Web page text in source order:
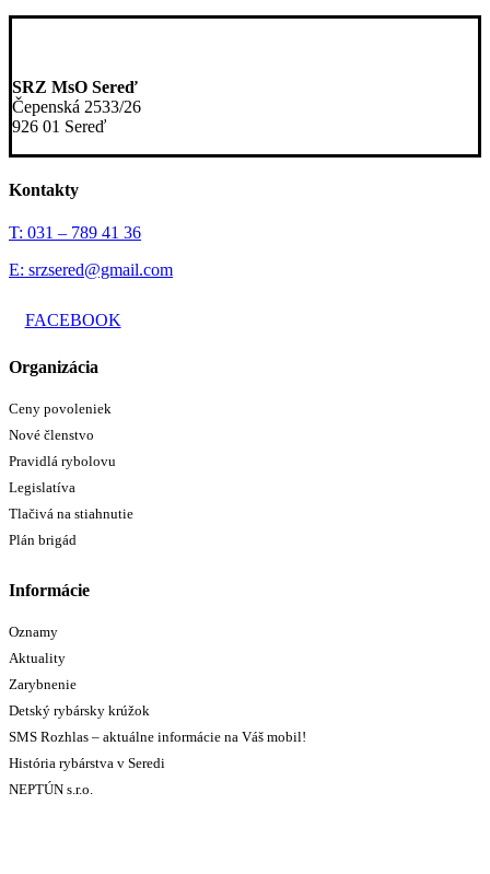
SRZ MsO Sereď
Čepenská 2533/26
926 01 Sereď
Kontakty
T: 031 – 789 41 36
E: srzsered@gmail.com
FACEBOOK
Organizácia
Ceny povoleniek
Nové členstvo
Pravidlá rybolovu
Legislatíva
Tlačivá na stiahnutie
Plán brigád
Informácie
Oznamy
Aktuality
Zarybnenie
Detský rybársky krúžok
SMS Rozhlas – aktuálne informácie na Váš mobil!
História rybárstva v Seredi
NEPTÚN s.r.o.